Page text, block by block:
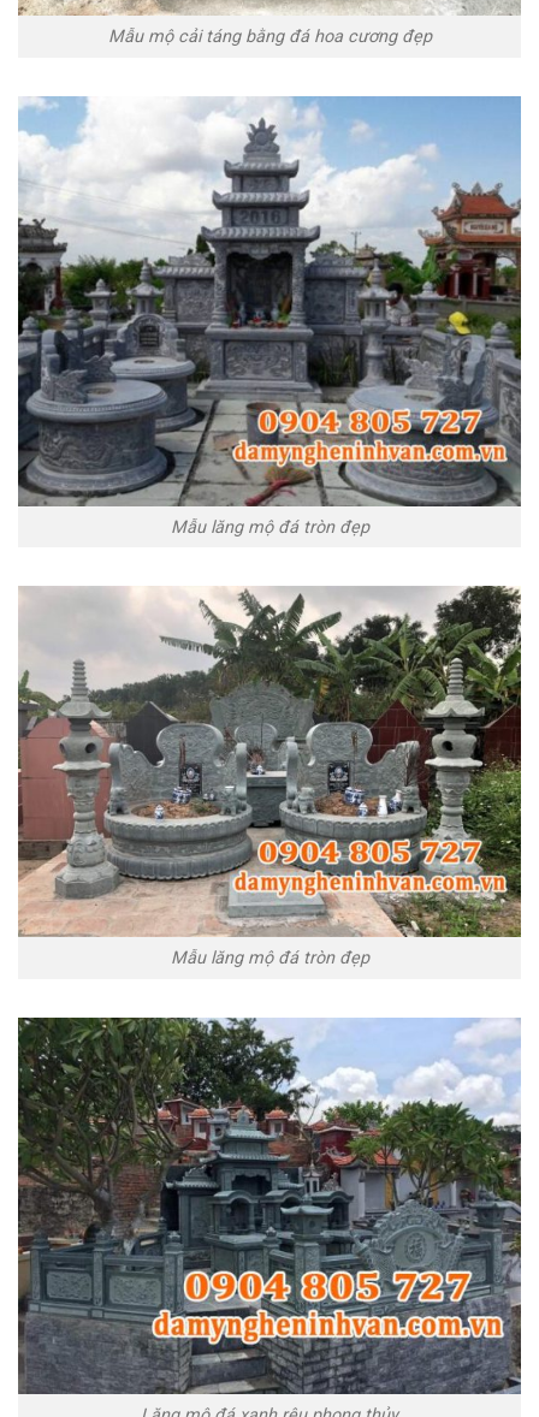
Mẫu mộ cải táng bằng đá hoa cương đẹp
Mẫu lăng mộ đá tròn đẹp
Mẫu lăng mộ đá tròn đẹp